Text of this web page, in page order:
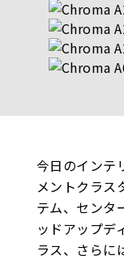
今日のインテ
メントクラス
テム、センタ
ッドアップデ
ラス、さらに